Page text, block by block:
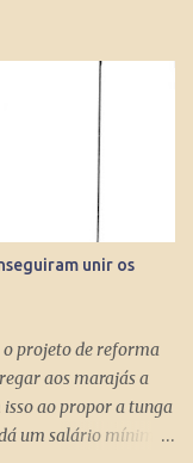
unir os
o projeto de reforma
aos marajás a
isso ao propor a tunga
um salário mínimo